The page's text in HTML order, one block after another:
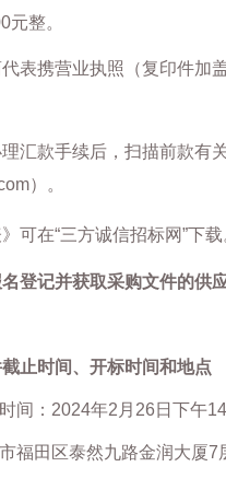
元整。
表携营业执照（复印件加
汇款手续后，扫描前款有
）。
》可在“三方诚信招标网”下载
登记并获取采购文件的供
截止时间、开标时间和地点
间： 2024年2 月 26 日下午14
福田区泰然九路金润大厦7